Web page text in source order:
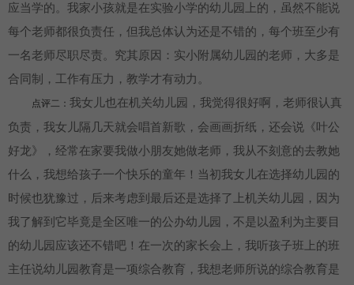
应当学的。我家小孩就是在实验小学的幼儿园上的，虽然不能说
每个老师都很负责任，但我总体认为还是不错的，每个班至少有
一名老师尽职尽责。究其原因：实小附属幼儿园的老师，大多是
合同制，工作有压力，教学才有动力。
点评二： 我女儿也在机关幼儿园，我觉得很好啊，老师很认真
负责，我女儿隔几天就会唱首新歌，会画画折纸，还会说《叶公
好龙》，经常在家要我做小朋友她做老师，我从不刻意的去教她
什么，我想给孩子一个快乐的童年！当初我女儿在选择幼儿园的
时候也犹豫过，后来考虑到最后还是选择了上机关幼儿园，因为
我了解到它毕竟是全区唯一的公办幼儿园，不是以盈利为主要目
的幼儿园应该还不错吧！在一次的家长会上，我听孩子班上的班
主任说幼儿园教育是一项综合教育，我想老师所说的综合教育是